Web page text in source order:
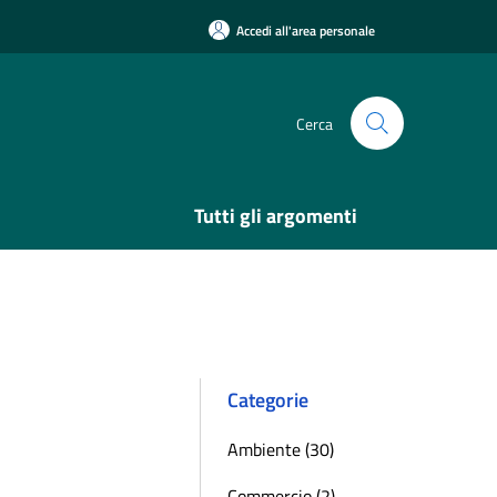
Accedi all'area personale
Cerca
Tutti gli argomenti
Categorie
Ambiente (30)